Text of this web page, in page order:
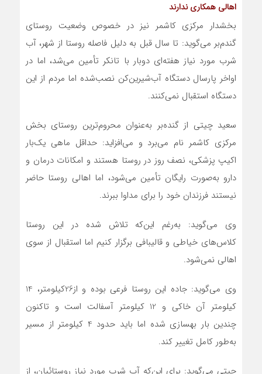
اهالی همکاری ندارند
بخشدار مرکزی کاشمر نیز در خصوص وضعیت روستای
گندم‌بر می‌گوید: تا سال قبل به دلیل فاصله روستا از شهر، آب
شرب مورد نیاز هفته‌ای دوبار با تانکر تأمین می‌شد، اما در
اواخر پارسال دستگاه آب‌شیرین‌کن نصب‌شده اما مردم از این
دستگاه استقبال نمی‌کنند.
سعید چیتی از گنده‌بر به‌عنوان محروم‌ترین روستای بخش
مرکزی کاشمر نام می‌برد و می‌افزاید: حداقل ماهی یک‌بار
اکیپ پزشکی، نصف روز در روستا هستند و امکانات درمان و
دارو به‌صورت رایگان تأمین می‌شود، اما اهالی روستا حاضر
نیستند فرزندان خود را برای مداوا ببرند.
وی می‌گوید: به‌رغم این‌که تلاش شده در این روستا
کلاس‌های خیاطی و قالیبافی برگزار کنیم اما استقبال از سوی
اهالی نمی‌شود.
وی می‌گوید: جاده این روستا فرعی بوده و از26کیلومتر، 14
کیلومتر آن خاکی و 12 کیلومتر آسفالت است و تاکنون
چندین بار بهسازی شده اما باید حدود 4 کیلومتر از مسیر
به‌طور کامل تغییر کند.
چیتی می‌گوید: برای این‌که آب شرب مورد نیاز روستائیان، از